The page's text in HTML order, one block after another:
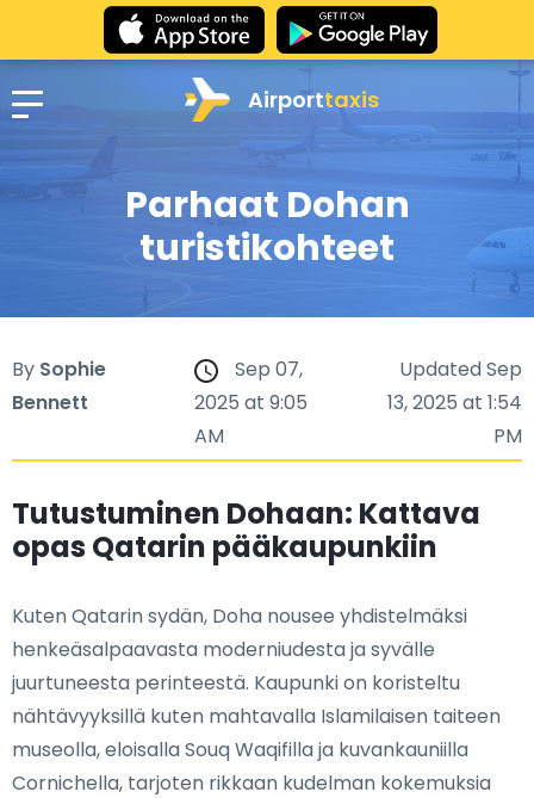
Airporttaxis
Parhaat Dohan
turistikohteet
By Sophie
Bennett
Sep 07,
2025 at 9:05
AM
Updated Sep
13, 2025 at 1:54
PM
Tutustuminen Dohaan: Kattava
opas Qatarin pääkaupunkiin
Kuten Qatarin sydän, Doha nousee yhdistelmäksi
henkeäsalpaavasta moderniudesta ja syvälle
juurtuneesta perinteestä. Kaupunki on koristeltu
nähtävyyksillä kuten mahtavalla Islamilaisen taiteen
museolla, eloisalla Souq Waqifilla ja kuvankauniilla
Cornichella, tarjoten rikkaan kudelman kokemuksia